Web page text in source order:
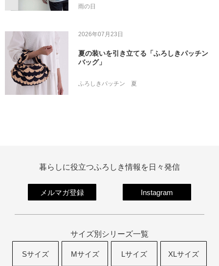
雨の日
2026年07月23日
夏の装いを引き立てる「ふろしきパッチン
バッグ」
ふろしきパッチン 夏
暮らしに役立つふろしき情報を日々発信
メルマガ登録 Instagram
サイズ別シリーズ一覧
Sサイズ Mサイズ Lサイズ XLサイズ